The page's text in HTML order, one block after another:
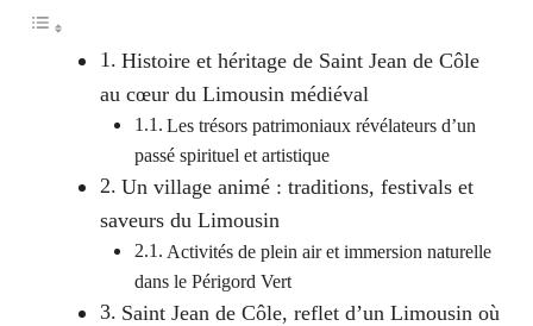
Histoire et héritage de Saint Jean de Côle
au cœur du Limousin médiéval
Les trésors patrimoniaux révélateurs d’un
passé spirituel et artistique
Un village animé : traditions, festivals et
saveurs du Limousin
Activités de plein air et immersion naturelle
dans le Périgord Vert
Saint Jean de Côle, reflet d’un Limousin où